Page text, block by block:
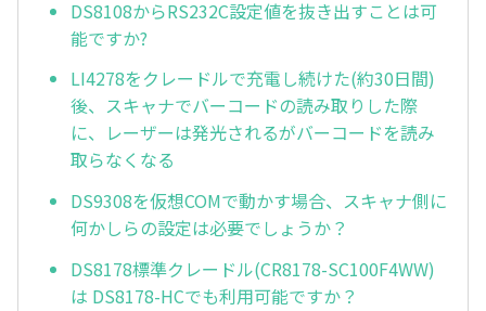
DS8108からRS232C設定値を抜き出すことは可
能ですか?
LI4278をクレードルで充電し続けた(約30日間)
後、スキャナでバーコードの読み取りした際
に、レーザーは発光されるがバーコードを読み
取らなくなる
DS9308を仮想COMで動かす場合、スキャナ側に
何かしらの設定は必要でしょうか？
DS8178標準クレードル(CR8178-SC100F4WW)
は DS8178-HCでも利用可能ですか？